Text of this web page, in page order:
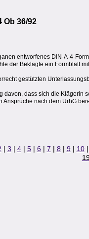
Ob 36/92
entworfenes DIN-A-4-
der Beklagte ein Formblatt
gestützten
davon, dass sich die
Ansprüche nach dem UrhG
| 3 | 4| 5| 6| 7 | 8 | 9| 10